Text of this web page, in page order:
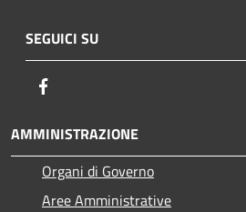
SEGUICI SU
AMMINISTRAZIONE
Organi di Governo
Aree Amministrative